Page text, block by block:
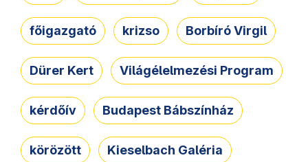
főigazgató krizso Borbíró Virgil
Dürer Kert Világélelmezési Program
kérdőív Budapest Bábszínház
körözött Kieselbach Galéria